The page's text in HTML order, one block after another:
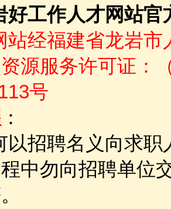
好工作人才网站
站经福建省龙岩
源服务许可证：
号
：
招聘名义向求职
中勿向招聘单位